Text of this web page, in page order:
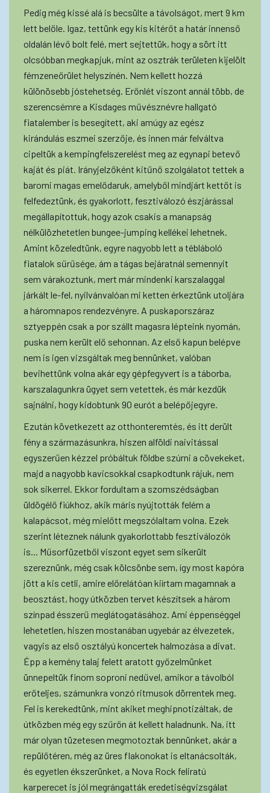
Pedig még kissé alá is becsülte a távolságot, mert 9 km
lett belőle. Igaz, tettünk egy kis kitérőt a határ innenső
oldalán lévő bolt felé, mert sejtettük, hogy a sört itt
olcsóbban megkapjuk, mint az osztrák területen kijelölt
fémzeneőrület helyszínén. Nem kellett hozzá
különösebb jóstehetség. Erőnlét viszont annál több, de
szerencsémre a Kisdages művésznévre hallgató
fiatalember is besegített, aki amúgy az egész
kirándulás eszmei szerzője, és innen már felváltva
cipeltük a kempingfelszerelést meg az egynapi betevő
kaját és piát. Irányjelzőként kitűnő szolgálatot tettek a
baromi magas emelődaruk, amelyből mindjárt kettőt is
felfedeztünk, és gyakorlott, fesztiválozó észjárással
megállapítottuk, hogy azok csakis a manapság
nélkülözhetetlen bungee-jumping kellékei lehetnek.
Amint közeledtünk, egyre nagyobb lett a tébláboló
fiatalok sűrűsége, ám a tágas bejáratnál semennyit
sem várakoztunk, mert már mindenki karszalaggal
járkált le-fel, nyilvánvalóan mi ketten érkeztünk utoljára
a háromnapos rendezvényre. A puskaporszáraz
sztyeppén csak a por szállt magasra lépteink nyomán,
puska nem került elő sehonnan. Az első kapun belépve
nem is igen vizsgáltak meg bennünket, valóban
bevihettünk volna akár egy gépfegyvert is a táborba,
karszalagunkra ügyet sem vetettek, és már kezdük
sajnálni, hogy kidobtunk 90 eurót a belépőjegyre.
Ezután következett az otthonteremtés, és itt derült
fény a származásunkra, hiszen alföldi naivitással
egyszerűen kézzel próbáltuk földbe szúrni a cövekeket,
majd a nagyobb kavicsokkal csapkodtunk rájuk, nem
sok sikerrel. Ekkor fordultam a szomszédságban
üldögélő fiúkhoz, akik máris nyújtották felém a
kalapácsot, még mielőtt megszólaltam volna. Ezek
szerint léteznek nálunk gyakorlottabb fesztiválozók
is... Műsorfüzetből viszont egyet sem sikerült
szereznünk, még csak kölcsönbe sem, így most kapóra
jött a kis cetli, amire előrelátóan kiírtam magamnak a
beosztást, hogy útközben tervet készítsek a három
színpad ésszerű meglátogatásához. Ami éppenséggel
lehetetlen, hiszen mostanában ugyebár az élvezetek,
vagyis az első osztályú koncertek halmozása a divat.
Épp a kemény talaj felett aratott győzelmünket
ünnepeltük finom soproni nedűvel, amikor a távolból
erőteljes, számunkra vonzó ritmusok dörrentek meg.
Fel is kerekedtünk, mint akiket meghipnotizáltak, de
útközben még egy szűrőn át kellett haladnunk. Na, itt
már olyan tüzetesen megmotoztak bennünket, akár a
repülőtéren, még az üres flakonokat is eltanácsolták,
és egyetlen ékszerünket, a Nova Rock feliratú
karperecet is jól megrángatták eredetiségvizsgálat